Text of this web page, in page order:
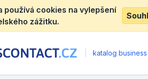
používá cookies na vylepšení
zážitku.
katalog